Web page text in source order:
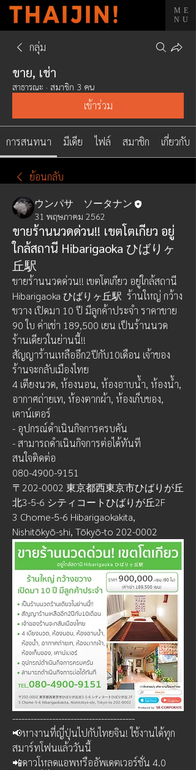
ME
NU
กลุ่ม
ขาย, เช่า
สาธารณะ · สมาชิก 3 คน
เข้าร่วม
การสนทนา มีเดีย ไฟล์ สมาชิก เกี่ยวกับ
ย้อนกลับ
ウンパサ ソータナン
31 พฤษภาคม 2562
ขายร้านนวดด่วน!! เขตโตเกียว อยู่
ใกล้สถานี Hibarigaoka ひばりヶ
丘駅
ขายร้านนวดด่วน!! เขตโตเกียว อยู่ใกล้สถานี
Hibarigaoka ひばりヶ丘駅  ร้านใหญ่ กว้าง
ขวาง เปิดมา 10 ปี มีลูกค้าประจำ ราคาขาย
90 ใบ ค่าเช่า 189,500 เยน เป็นร้านนวด
ร้านเดียวในย่านนี้!!
สัญญาร้านเหลืออีก2ปีกับ10เดือน เจ้าของ
ร้านจะกลับเมืองไทย
4 เตียงนวด, ห้องนอน, ห้องอาบน้ำ, ห้องน้ำ,
อากาศถ่ายเท, ห้องตากผ้า, ห้องเก็บของ,
เคาน์เตอร์
- อุปกรณ์ดำเนินกิจการครบคัน
- สามารถดำเนินกิจการต่อได้ทันที
สนใจติดต่อ
080-4900-9151
〒202-0002 東京都西東京市ひばりが丘
北3-5-6 シティコートひばりが丘2F
3 Chome-5-6 Hibarigaokakita,
Nishitōkyō-shi, Tōkyō-to 202-0002
----------------------------------------
📢หางานที่ญี่ปุ่นไปกับไทยจิน! ใช้งานได้ทุก
สมาร์ทโฟนแล้ววันนี้
📲ดาวโหลดแอพหรืออัพเดตเวอร์ชั่น 4.0